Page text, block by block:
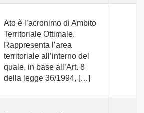
Ato è l’acronimo di Ambito
Territoriale Ottimale.
Rappresenta l’area
territoriale all’interno del
quale, in base all’Art. 8
della legge 36/1994, […]